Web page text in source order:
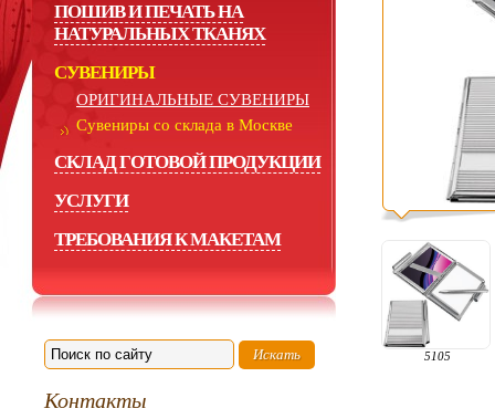
ПОШИВ И ПЕЧАТЬ НА
НАТУРАЛЬНЫХ ТКАНЯХ
СУВЕНИРЫ
ОРИГИНАЛЬНЫЕ СУВЕНИРЫ
Сувениры со склада в Москве
СКЛАД ГОТОВОЙ ПРОДУКЦИИ
УСЛУГИ
ТРЕБОВАНИЯ К МАКЕТАМ
Контакты
5105